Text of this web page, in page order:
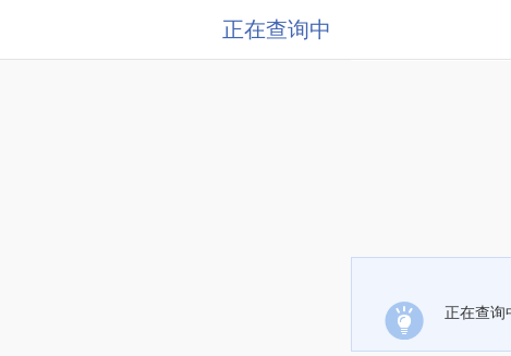
正在查询中
正在查询